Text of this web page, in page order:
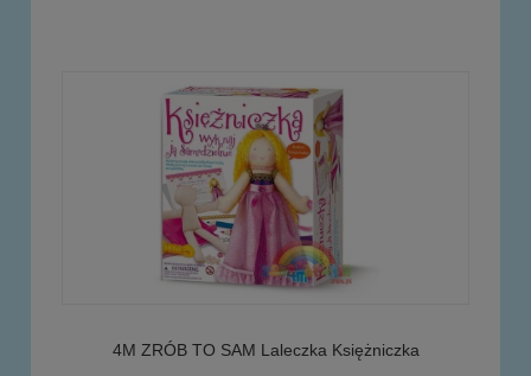
4M ZRÓB TO SAM Laleczka Księżniczka